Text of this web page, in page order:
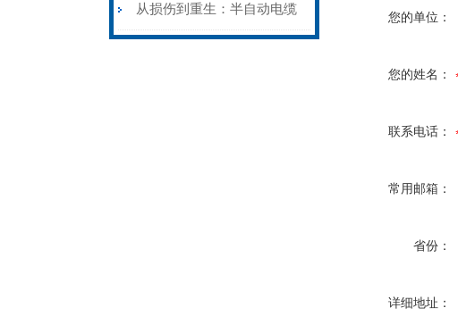
艺基石
电缆热补机智能控温，安全
从损伤到重生：半自动电缆
您的单位：
您的姓名：
联系电话：
常用邮箱：
省份：
详细地址：